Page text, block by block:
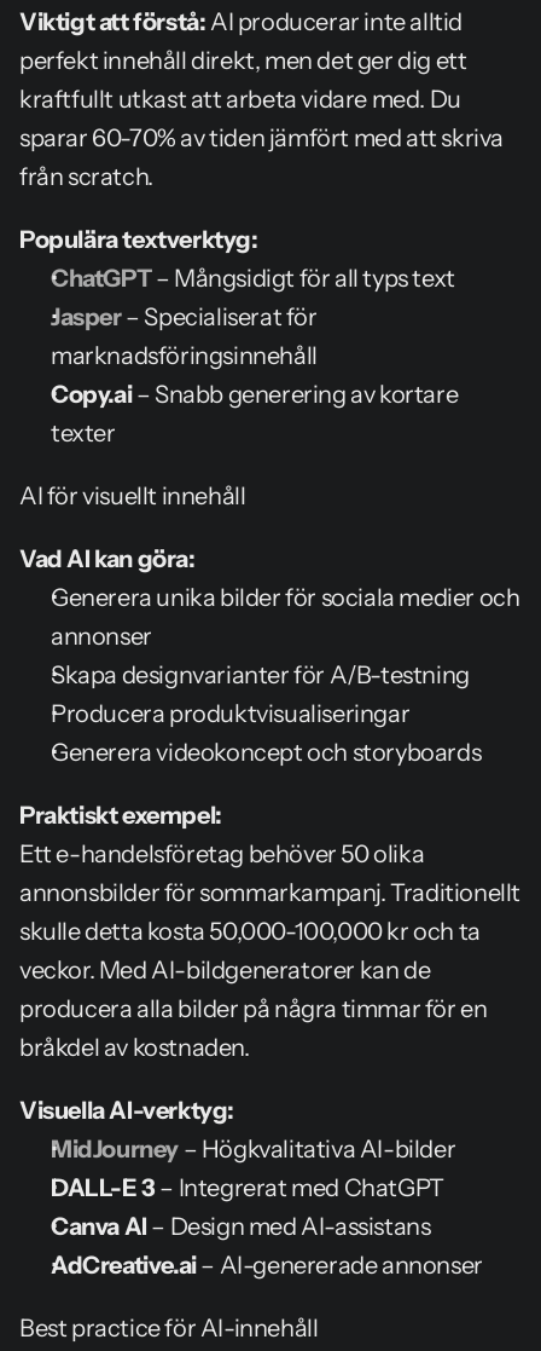
Viktigt att förstå: AI producerar inte alltid
perfekt innehåll direkt, men det ger dig ett
kraftfullt utkast att arbeta vidare med. Du
sparar 60-70% av tiden jämfört med att skriva
från scratch.
Populära textverktyg:
ChatGPT – Mångsidigt för all typs text
Jasper – Specialiserat för
marknadsföringsinnehåll
Copy.ai – Snabb generering av kortare
texter
AI för visuellt innehåll
Vad AI kan göra:
Generera unika bilder för sociala medier och
annonser
Skapa designvarianter för A/B-testning
Producera produktvisualiseringar
Generera videokoncept och storyboards
Praktiskt exempel:
Ett e-handelsföretag behöver 50 olika
annonsbilder för sommarkampanj. Traditionellt
skulle detta kosta 50,000-100,000 kr och ta
veckor. Med AI-bildgeneratorer kan de
producera alla bilder på några timmar för en
bråkdel av kostnaden.
Visuella AI-verktyg:
MidJourney – Högkvalitativa AI-bilder
DALL-E 3 – Integrerat med ChatGPT
Canva AI – Design med AI-assistans
AdCreative.ai – AI-genererade annonser
Best practice för AI-innehåll